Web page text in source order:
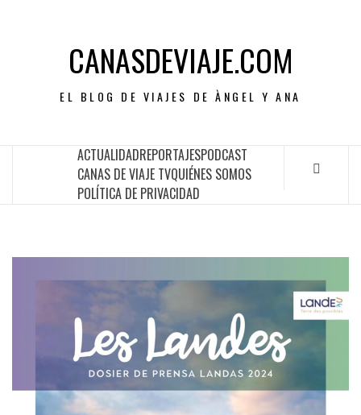
CANASDEVIAJE.COM
EL BLOG DE VIAJES DE ÀNGEL Y ANA
ACTUALIDADREPORTAJESPODCAST
CANAS DE VIAJE TVQUIÉNES SOMOS
POLÍTICA DE PRIVACIDAD